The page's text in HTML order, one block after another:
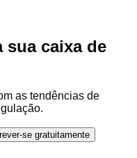
sua caixa de
as tendências de
se gratuitamente